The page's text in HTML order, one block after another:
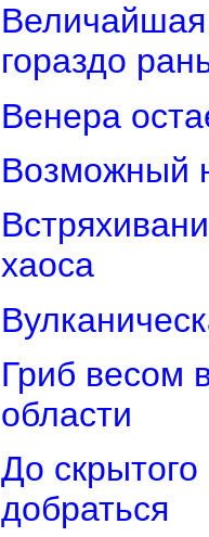
Величайшая
гораздо
Венера
Возможный
хаоса
Гриб весом
области
До
добраться